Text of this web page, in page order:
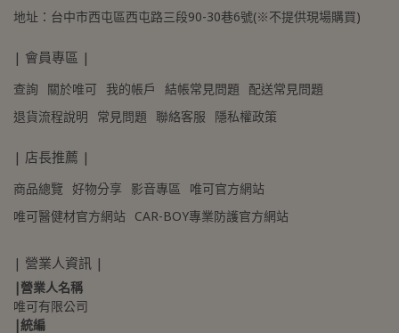
地址：台中市西屯區西屯路三段90-30巷6號(※不提供現場購買)
| 會員專區 |
查詢 關於唯可 我的帳戶 結帳常見問題 配送常見問題
退貨流程說明 常見問題 聯絡客服 隱私權政策
| 店長推薦 |
商品總覽 好物分享 影音專區 唯可官方網站
唯可醫健材官方網站 CAR-BOY專業防護官方網站
| 營業人資訊 |
|營業人名稱
唯可有限公司
|統編